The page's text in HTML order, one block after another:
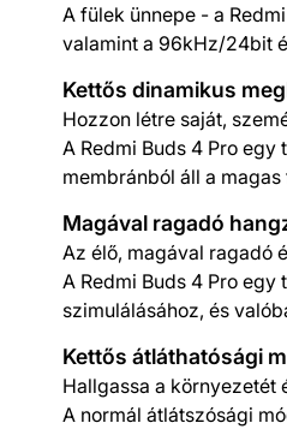
A fülek ünnepe - a
valamint a 96kHz/24bit
Kettős dinamikus
Hozzon létre saját,
A Redmi Buds 4 Pro
membránból áll a
Magával ragadó
Az élő, magával ragadó
A Redmi Buds 4 Pro
szimulálásához, és
Kettős átláthatósági
Hallgassa a környezetét
A normál átlátszósági